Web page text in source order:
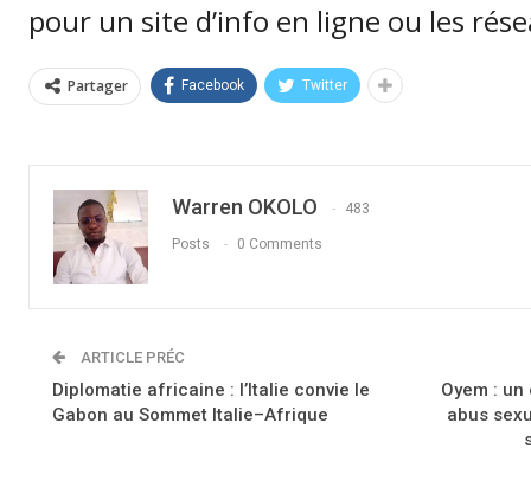
pour un site d’info en ligne ou les
Partager Facebook Twitter
Warren OKOLO 483
Posts 0 Comments
ARTICLE PRÉC
Diplomatie africaine : l’Italie convie le
Gabon au Sommet Italie–Afrique
Oyem :
abus